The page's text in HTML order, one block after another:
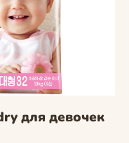
для девочек